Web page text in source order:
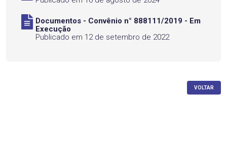
Documentos - Convênio n° 888111/2019 - Em
Execução
Publicado em 12 de setembro de 2022
VOLTAR